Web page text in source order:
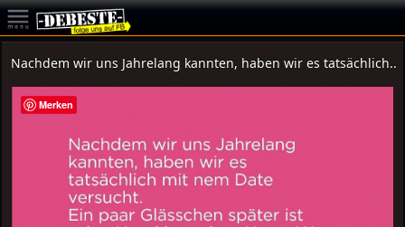
Nachdem wir uns Jahrelang kannten, haben wir es tatsächlich..
Merken